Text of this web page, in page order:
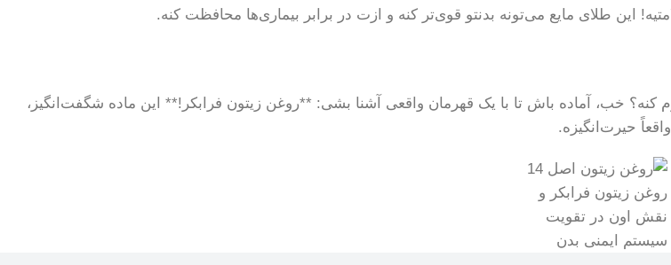
این طلای مایع می‌تونه بدنتو قوی‌تر کنه و ازت در برابر بیماری‌ها محافظت کنه.
کنه؟ خب، آماده باش تا با یک قهرمان واقعی آشنا بشی: **روغن زیتون فرابکر!** این ماده شگفت‌انگیز،
حیرت‌انگیزه.
روغن زیتون فرابکر و
نقش اون در تقویت
سیستم ایمنی بدن